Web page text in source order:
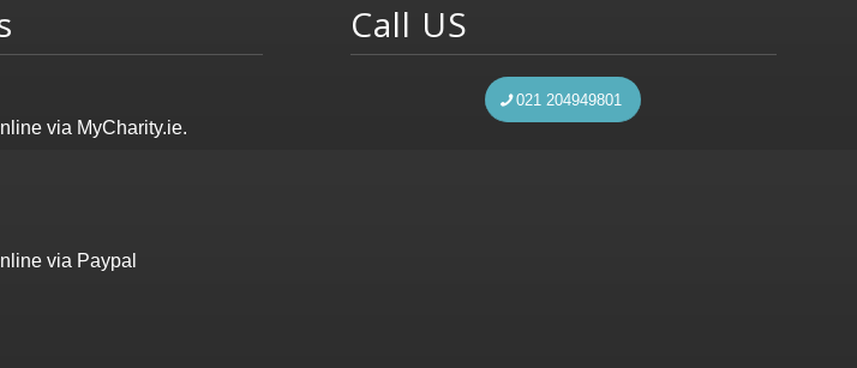
via MyCharity.ie.
via Paypal
Call US
021 204949801